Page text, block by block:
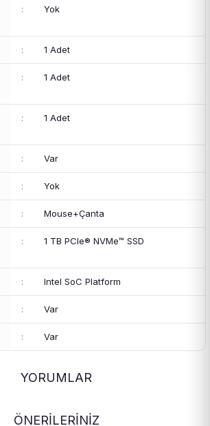
: Yok
: 1 Adet
: 1 Adet
: 1 Adet
: Var
: Yok
: Mouse+Çanta
: 1 TB PCIe® NVMe™ SSD
: Intel SoC Platform
: Var
: Var
YORUMLAR
ÖNERİLERİNİZ